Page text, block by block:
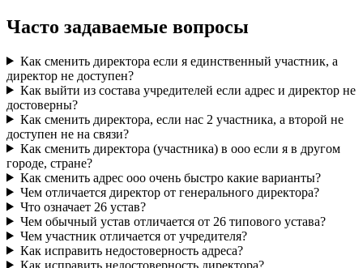
Часто задаваемые вопросы
Как сменить директора если я единственный участник, а
директор не доступен?
Как выйти из состава учредителей если адрес и директор не
достоверны?
Как сменить директора, если нас 2 участника, а второй не
доступен не на связи?
Как сменить директора (участника) в ооо если я в другом
городе, стране?
Как сменить адрес ооо очень быстро какие варианты?
Чем отличается директор от генерального директора?
Что означает 26 устав?
Чем обычный устав отличается от 26 типового устава?
Чем участник отличается от учредителя?
Как исправить недостоверность адреса?
Как исправить недостоверность директора?